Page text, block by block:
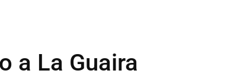
a La Guaira